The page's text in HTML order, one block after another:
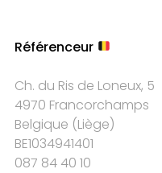
Référenceur
Ch. du Ris de Loneux, 5
4970 Francorchamps
Belgique (Liège)
BE1034941401
087 84 40 10